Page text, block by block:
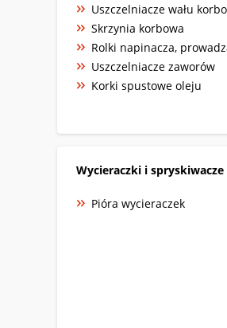
Uszczelniacze wału
Skrzynia korbowa
Rolki napinacza,
Uszczelniacze zaworów
Korki spustowe oleju
Wycieraczki i spryskiwacze
Pióra wycieraczek